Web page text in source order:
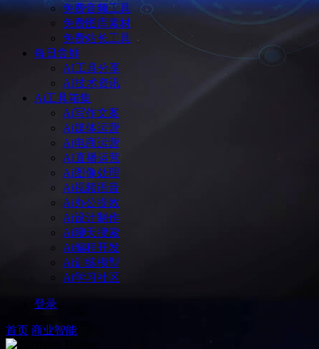
免费音频工具
免费图库素材
免费站长工具
每日尝鲜
AI工具分享
AI技术资讯
Ai工具箱集
Ai写作文案
Ai媒体运营
Ai电商运营
AI直播运营
Ai图像处理
Ai视频语音
Ai办公提效
Ai设计制作
Ai聊天搜索
Ai编程开发
Ai训练模型
Ai学习社区
登录
首页 商业智能